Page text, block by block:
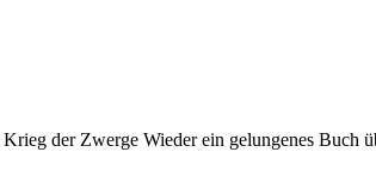
der Zwerge Wieder ein gelungenes Buch